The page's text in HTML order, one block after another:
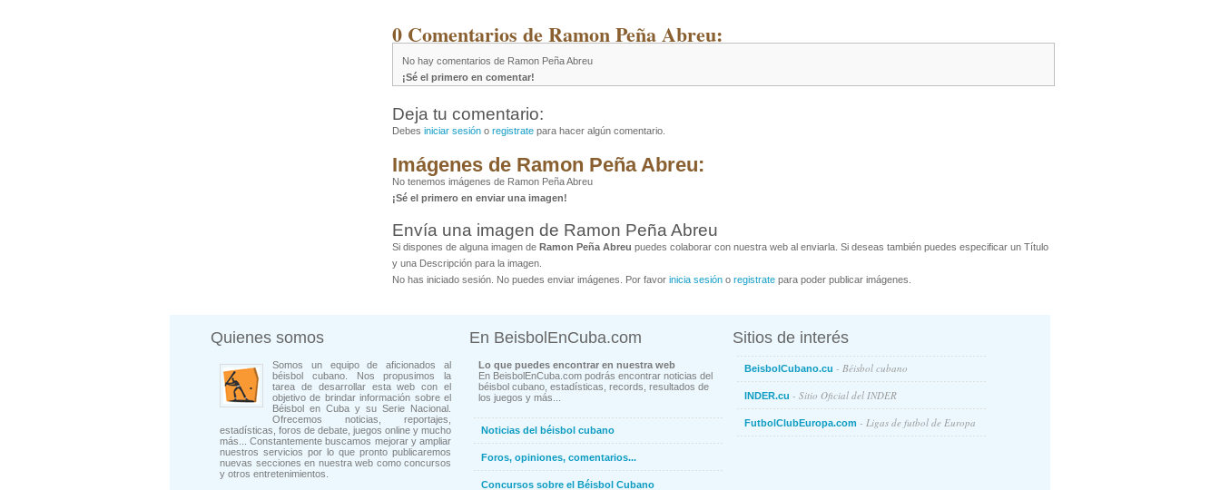
0 Comentarios de Ramon Peña Abreu:
No hay comentarios de Ramon Peña Abreu
¡Sé el primero en comentar!
Deja tu comentario:
Debes iniciar sesión o registrate para hacer algún comentario.
Imágenes de Ramon Peña Abreu:
No tenemos imágenes de Ramon Peña Abreu
¡Sé el primero en enviar una imagen!
Envía una imagen de Ramon Peña Abreu
Si dispones de alguna imagen de Ramon Peña Abreu puedes colaborar con nuestra web al enviarla. Si deseas también puedes especificar un Título
y una Descripción para la imagen.
No has iniciado sesión. No puedes enviar imágenes. Por favor inicia sesión o registrate para poder publicar imágenes.
Quienes somos
Somos un equipo de aficionados al
béisbol cubano. Nos propusimos la
tarea de desarrollar esta web con el
objetivo de brindar información sobre el
Béisbol en Cuba y su Serie Nacional.
Ofrecemos noticias, reportajes,
estadísticas, foros de debate, juegos online y mucho
más... Constantemente buscamos mejorar y ampliar
nuestros servicios por lo que pronto publicaremos
nuevas secciones en nuestra web como concursos
y otros entretenimientos.
En BeisbolEnCuba.com
Lo que puedes encontrar en nuestra web
En BeisbolEnCuba.com podrás encontrar noticias del
béisbol cubano, estadísticas, records, resultados de
los juegos y más...
Noticias del béisbol cubano
Foros, opiniones, comentarios...
Concursos sobre el Béisbol Cubano
Sitios de interés
BeisbolCubano.cu - Béisbol cubano
INDER.cu - Sitio Oficial del INDER
FutbolClubEuropa.com - Ligas de futbol de Europa